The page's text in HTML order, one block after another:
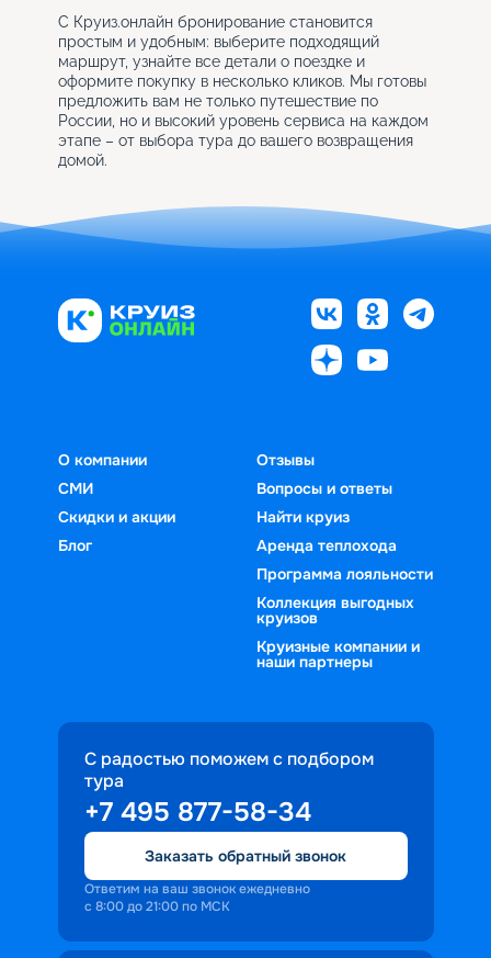
С Круиз.онлайн бронирование становится
простым и удобным: выберите подходящий
маршрут, узнайте все детали о поездке и
оформите покупку в несколько кликов. Мы готовы
предложить вам не только путешествие по
России, но и высокий уровень сервиса на каждом
этапе – от выбора тура до вашего возвращения
домой.
О компании
СМИ
Скидки и акции
Блог
Отзывы
Вопросы и ответы
Найти круиз
Аренда теплохода
Программа лояльности
Коллекция выгодных
круизов
Круизные компании и
наши партнеры
С радостью поможем с подбором
тура
+7 495 877-58-34
Заказать обратный звонок
Ответим на ваш звонок ежедневно
с 8:00 до 21:00 по МСК